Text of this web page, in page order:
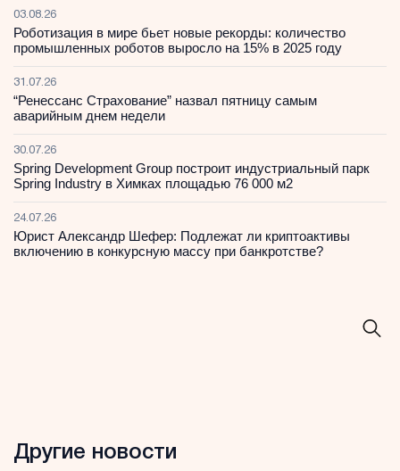
03.08.26
Роботизация в мире бьет новые рекорды: количество
промышленных роботов выросло на 15% в 2025 году
31.07.26
“Ренессанс Страхование” назвал пятницу самым
аварийным днем недели
30.07.26
Spring Development Group построит индустриальный парк
Spring Industry в Химках площадью 76 000 м2
24.07.26
Юрист Александр Шефер: Подлежат ли криптоактивы
включению в конкурсную массу при банкротстве?
Другие новости